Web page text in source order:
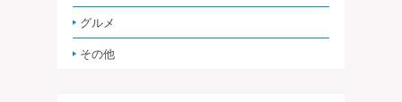
グルメ
その他